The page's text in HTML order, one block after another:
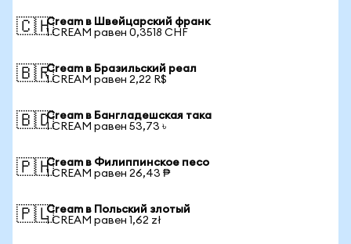
🇨🇭Cream в Швейцарский франк
1 CREAM равен 0,3518 CHF
🇧🇷Cream в Бразильский реал
1 CREAM равен 2,22 R$
🇧🇩Cream в Бангладешская така
1 CREAM равен 53,73 ৳
🇵🇭Cream в Филиппинское песо
1 CREAM равен 26,43 ₱
🇵🇱Cream в Польский злотый
1 CREAM равен 1,62 zł